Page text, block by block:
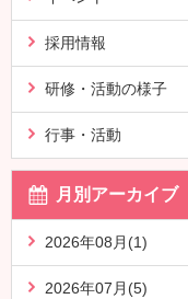
採用情報
研修・活動の様子
行事・活動
月別アーカイブ
2026年08月(1)
2026年07月(5)